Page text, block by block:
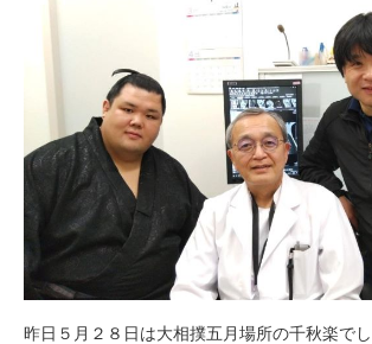
昨日５月２８日は大相撲五月場所の千秋楽でし